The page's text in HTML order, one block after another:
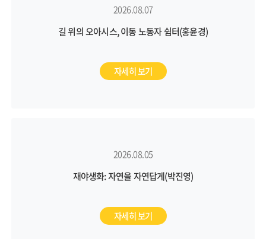
2026.08.07
길 위의 오아시스, 이동 노동자 쉼터(홍윤경)
자세히 보기
2026.08.05
재야생화: 자연을 자연답게(박진영)
자세히 보기